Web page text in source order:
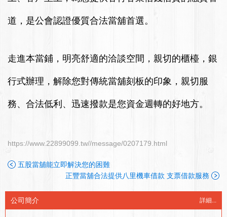
道，是公會認證優質合法當舖首選。
走進本當鋪，明亮舒適的洽談空間，親切的櫃檯，銀
行式辦理，解除您對傳統當舖刻板的印象，親切服
務、合法低利、迅速撥款是您資金週轉的好地方。
https://www.22899099.tw//message/0207179.html
五股當舖能立即解決您的困難
正豐當舖合法提供八里機車借款 支票借款服務
公司簡介 詳細...